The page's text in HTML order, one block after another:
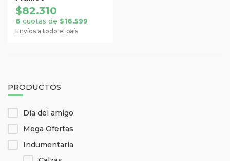
página
de
producto
Envíos a todo el país
$82.310
6 cuotas de $16.599
Las
opciones
se
página
de
producto
PRODUCTOS
Día del amigo
Mega Ofertas
Indumentaria